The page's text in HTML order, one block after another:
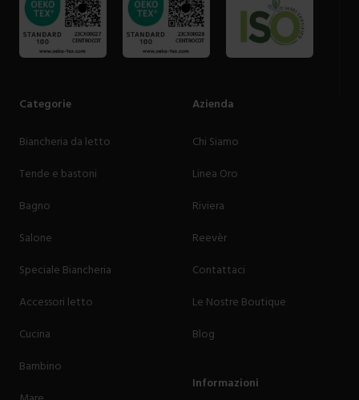
Categorie
Biancheria da letto
Tende e bastoni
Bagno
Salone
Speciale Biancheria
Accessori letto
Cucina
Bambino
Azienda
Chi Siamo
Linea Oro
Riviera
Reevèr
Contattaci
Le Nostre Boutique
Blog
Informazioni